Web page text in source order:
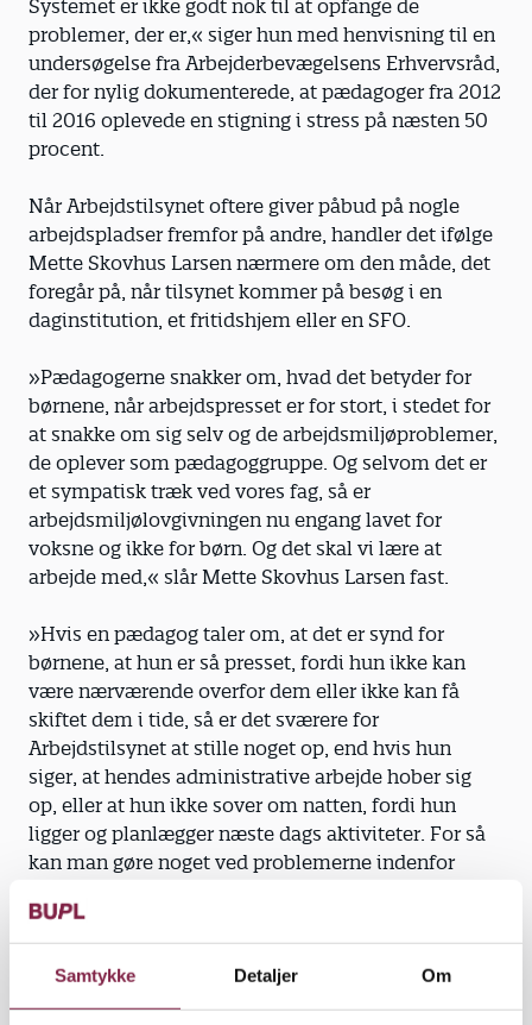
Samtykke Detaljer Om
Systemet er ikke godt nok til at opfange de
problemer, der er,« siger hun med henvisning til en
undersøgelse fra Arbejderbevægelsens Erhvervsråd,
der for nylig dokumenterede, at pædagoger fra 2012
til 2016 oplevede en stigning i stress på næsten 50
procent.
Når Arbejdstilsynet oftere giver påbud på nogle
arbejdspladser fremfor på andre, handler det ifølge
Mette Skovhus Larsen nærmere om den måde, det
foregår på, når tilsynet kommer på besøg i en
daginstitution, et fritidshjem eller en SFO.
»Pædagogerne snakker om, hvad det betyder for
børnene, når arbejdspresset er for stort, i stedet for
at snakke om sig selv og de arbejdsmiljøproblemer,
de oplever som pædagoggruppe. Og selvom det er
et sympatisk træk ved vores fag, så er
arbejdsmiljølovgivningen nu engang lavet for
voksne og ikke for børn. Og det skal vi lære at
arbejde med,« slår Mette Skovhus Larsen fast.
»Hvis en pædagog taler om, at det er synd for
børnene, at hun er så presset, fordi hun ikke kan
være nærværende overfor dem eller ikke kan få
skiftet dem i tide, så er det sværere for
Arbejdstilsynet at stille noget op, end hvis hun
siger, at hendes administrative arbejde hober sig
op, eller at hun ikke sover om natten, fordi hun
ligger og planlægger næste dags aktiviteter. For så
kan man gøre noget ved problemerne ­indenfor
Mette Skovhus Larsen.
»Problemet er, at for at give et påbud skal
Arbejdstilsynet kunne dokumentere, at